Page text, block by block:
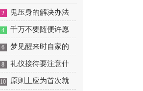
2 鬼压身的解决办法
4 千万不要随便许愿
6 梦见醒来时自家的
入户门开着
8 礼仪接待要注意什
么
10 原则上应为首次就